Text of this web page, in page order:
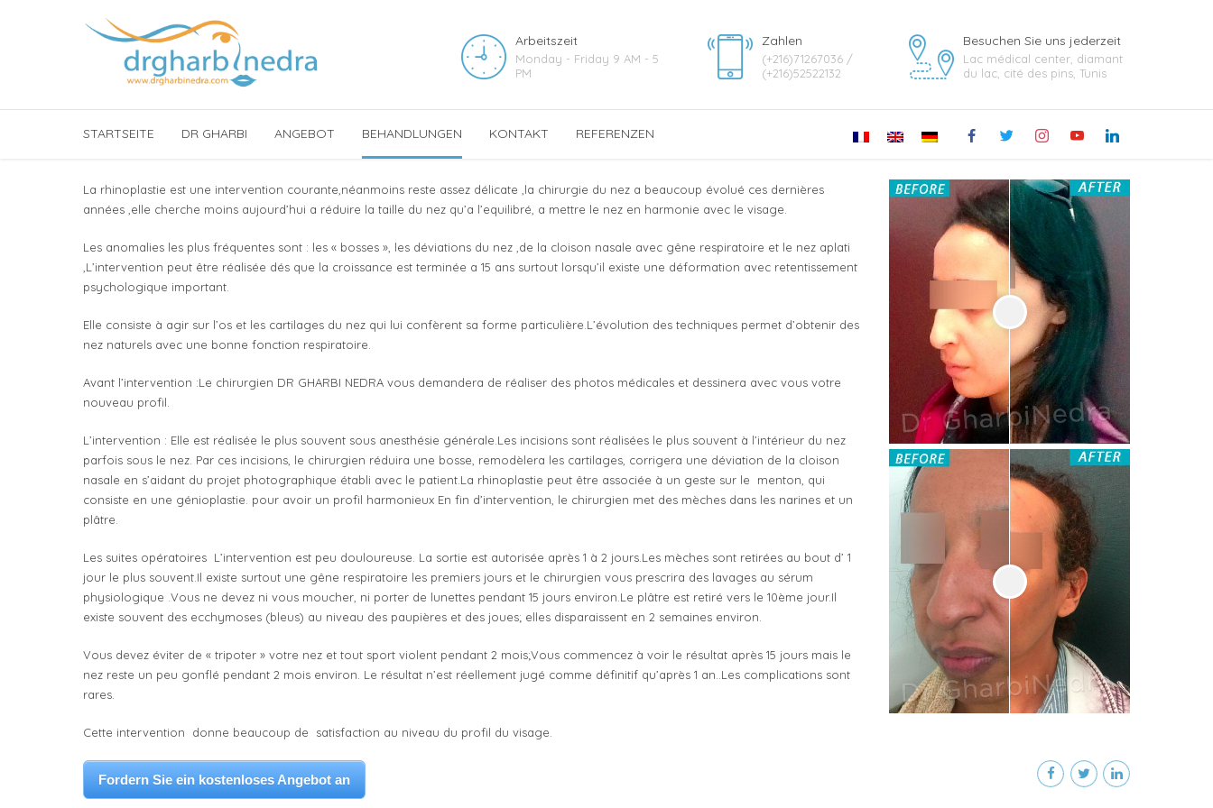
Arbeitszeit
Monday - Friday 9 AM - 5
PM
Zahlen
(+216)71267036 /
(+216)52522132
Besuchen Sie uns jederzeit
Lac médical center, diamant
du lac, cité des pins, Tunis
facebook
twitter instagramyoutubelinkedin
STARTSEITE DR GHARBI ANGEBOT BEHANDLUNGEN KONTAKT REFERENZEN
La rhinoplastie est une intervention courante,néanmoins reste assez délicate ,la chirurgie du nez a beaucoup évolué ces dernières
années ,elle cherche moins aujourd’hui a réduire la taille du nez qu’a l’equilibré, a mettre le nez en harmonie avec le visage.
Les anomalies les plus fréquentes sont : les « bosses », les déviations du nez ,de la cloison nasale avec gêne respiratoire et le nez aplati
,L’intervention peut être réalisée dés que la croissance est terminée a 15 ans surtout lorsqu’il existe une déformation avec retentissement
psychologique important.
Elle consiste à agir sur l’os et les cartilages du nez qui lui confèrent sa forme particulière.L’évolution des techniques permet d’obtenir des
nez naturels avec une bonne fonction respiratoire.
Avant l’intervention :Le chirurgien DR GHARBI NEDRA vous demandera de réaliser des photos médicales et dessinera avec vous votre
nouveau profil.
L’intervention : Elle est réalisée le plus souvent sous anesthésie générale.Les incisions sont réalisées le plus souvent à l’intérieur du nez
parfois sous le nez. Par ces incisions, le chirurgien réduira une bosse, remodèlera les cartilages, corrigera une déviation de la cloison
nasale en s’aidant du projet photographique établi avec le patient.La rhinoplastie peut être associée à un geste sur le menton, qui
consiste en une génioplastie. pour avoir un profil harmonieux En fin d’intervention, le chirurgien met des mèches dans les narines et un
plâtre.
Les suites opératoires L’intervention est peu douloureuse. La sortie est autorisée après 1 à 2 jours.Les mèches sont retirées au bout d’ 1
jour le plus souvent.Il existe surtout une gêne respiratoire les premiers jours et le chirurgien vous prescrira des lavages au sérum
physiologique .Vous ne devez ni vous moucher, ni porter de lunettes pendant 15 jours environ.Le plâtre est retiré vers le 10ème jour.Il
existe souvent des ecchymoses (bleus) au niveau des paupières et des joues; elles disparaissent en 2 semaines environ.
Vous devez éviter de « tripoter » votre nez et tout sport violent pendant 2 mois;Vous commencez à voir le résultat après 15 jours mais le
nez reste un peu gonflé pendant 2 mois environ. Le résultat n’est réellement jugé comme définitif qu’après 1 an..Les complications sont
rares.
Cette intervention donne beaucoup de satisfaction au niveau du profil du visage.
Fordern Sie ein kostenloses Angebot an